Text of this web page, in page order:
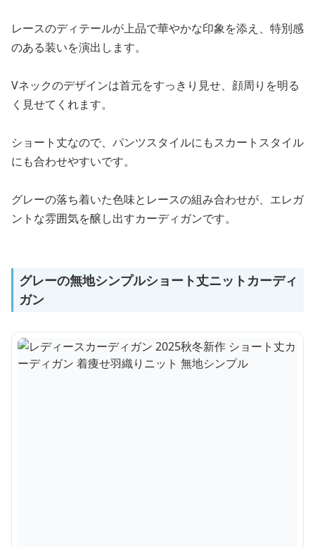
レースのディテールが上品で華やかな印象を添え、特別感
のある装いを演出します。
Vネックのデザインは首元をすっきり見せ、顔周りを明る
く見せてくれます。
ショート丈なので、パンツスタイルにもスカートスタイル
にも合わせやすいです。
グレーの落ち着いた色味とレースの組み合わせが、エレガ
ントな雰囲気を醸し出すカーディガンです。
グレーの無地シンプルショート丈ニットカーディ
ガン